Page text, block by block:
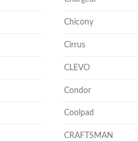
Chicony
Cirrus
CLEVO
Condor
Coolpad
CRAFTSMAN